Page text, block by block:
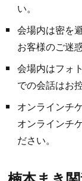
い。
会場内は密を
お客様のご迷
会場内はフォ
での会話はお
オンラインチ
オンラインチ
ださい。